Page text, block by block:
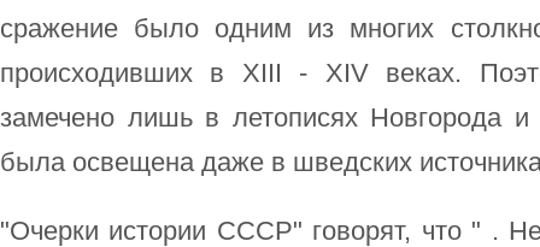
сражение было одним из многих
происходивших в XIII - XIV веках.
замечено лишь в летописях Новгорода
была освещена даже в шведских
"Очерки истории СССР" говорят, что " .